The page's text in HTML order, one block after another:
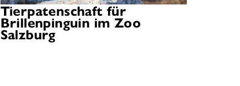
Tierpatenschaft für
Brillenpinguin im Zoo
Salzburg